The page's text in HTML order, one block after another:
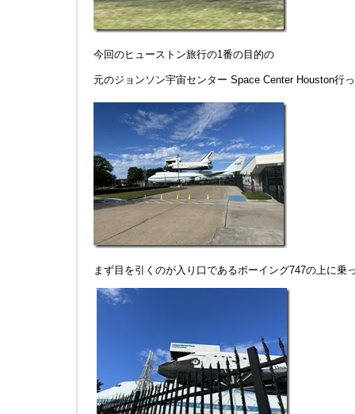
今回のヒューストン旅行の1番の目的の
元のジョンソン宇宙センター Space Center Houston行
まず目を引くのが入り口であるボーイング747の上に乗